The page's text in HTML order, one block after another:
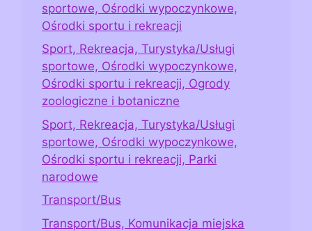
sportowe, Ośrodki wypoczynkowe,
Ośrodki sportu i rekreacji
Sport, Rekreacja, Turystyka/Usługi
sportowe, Ośrodki wypoczynkowe,
Ośrodki sportu i rekreacji, Ogrody
zoologiczne i botaniczne
Sport, Rekreacja, Turystyka/Usługi
sportowe, Ośrodki wypoczynkowe,
Ośrodki sportu i rekreacji, Parki
narodowe
Transport/Bus
Transport/Bus, Komunikacja miejska